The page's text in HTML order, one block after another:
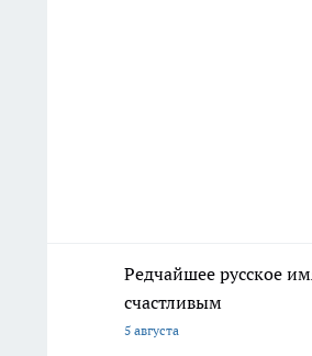
Редчайшее русское
счастливым
5 августа